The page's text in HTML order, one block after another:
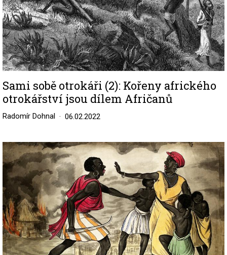
Sami sobě otrokáři (2): Kořeny afrického
otrokářství jsou dílem Afričanů
Radomír Dohnal 06.02.2022
Image